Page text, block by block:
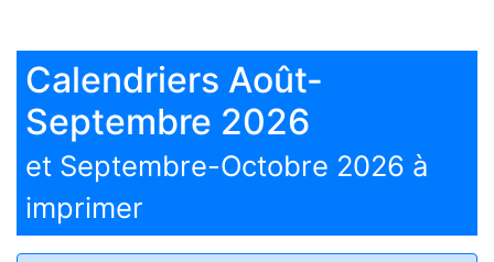
Calendriers Août-
Septembre 2026
et Septembre-Octobre 2026 à
imprimer